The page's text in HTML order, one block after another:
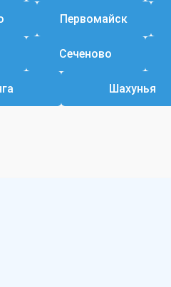
Первомайск
Сеченово
Шахунья